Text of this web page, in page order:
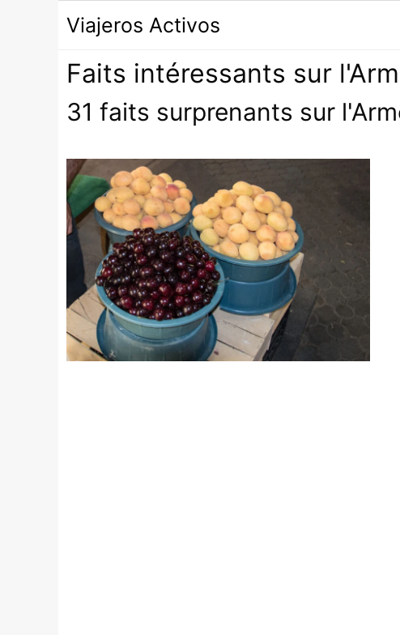
Viajeros Activos
Faits intéressants sur
31 faits surprenants sur